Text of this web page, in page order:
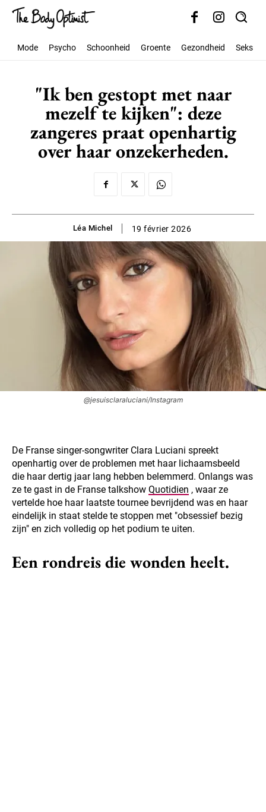
Mode Psycho Schoonheid Groente Gezondheid Seks
"Ik ben gestopt met naar
mezelf te kijken": deze
zangeres praat openhartig
over haar onzekerheden.
Léa Michel 19 février 2026
@jesuisclaraluciani/Instagram
De Franse singer-songwriter Clara Luciani spreekt
openhartig over de problemen met haar lichaamsbeeld
die haar dertig jaar lang hebben belemmerd. Onlangs was
ze te gast in de Franse talkshow Quotidien , waar ze
vertelde hoe haar laatste tournee bevrijdend was en haar
eindelijk in staat stelde te stoppen met "obsessief bezig
zijn" en zich volledig op het podium te uiten.
Een rondreis die wonden heelt.